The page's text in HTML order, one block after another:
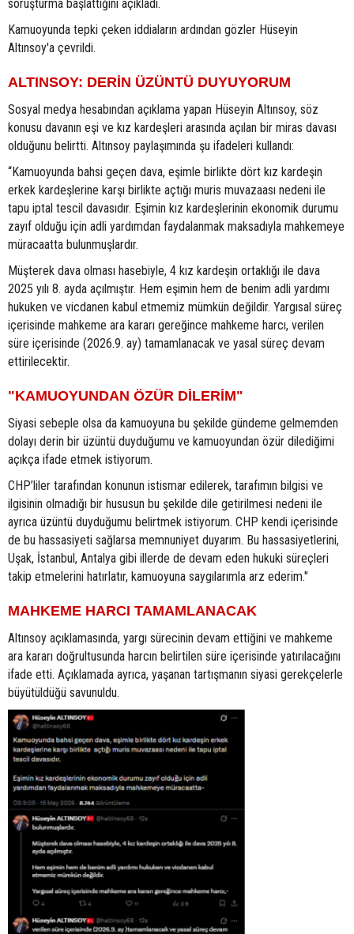
soruşturma başlattığını açıkladı.
Kamuoyunda tepki çeken iddiaların ardından gözler Hüseyin
Altınsoy'a çevrildi.
ALTINSOY: DERİN ÜZÜNTÜ DUYUYORUM
Sosyal medya hesabından açıklama yapan Hüseyin Altınsoy, söz
konusu davanın eşi ve kız kardeşleri arasında açılan bir miras davası
olduğunu belirtti. Altınsoy paylaşımında şu ifadeleri kullandı:
“Kamuoyunda bahsi geçen dava, eşimle birlikte dört kız kardeşin
erkek kardeşlerine karşı birlikte açtığı muris muvazaası nedeni ile
tapu iptal tescil davasıdır. Eşimin kız kardeşlerinin ekonomik durumu
zayıf olduğu için adli yardımdan faydalanmak maksadıyla mahkemeye
müracaatta bulunmuşlardır.
Müşterek dava olması hasebiyle, 4 kız kardeşin ortaklığı ile dava
2025 yılı 8. ayda açılmıştır. Hem eşimin hem de benim adli yardımı
hukuken ve vicdanen kabul etmemiz mümkün değildir. Yargısal süreç
içerisinde mahkeme ara kararı gereğince mahkeme harcı, verilen
süre içerisinde (2026.9. ay) tamamlanacak ve yasal süreç devam
ettirilecektir.
"KAMUOYUNDAN ÖZÜR DİLERİM"
Siyasi sebeple olsa da kamuoyuna bu şekilde gündeme gelmemden
dolayı derin bir üzüntü duyduğumu ve kamuoyundan özür dilediğimi
açıkça ifade etmek istiyorum.
CHP’liler tarafından konunun istismar edilerek, tarafımın bilgisi ve
ilgisinin olmadığı bir hususun bu şekilde dile getirilmesi nedeni ile
ayrıca üzüntü duyduğumu belirtmek istiyorum. CHP kendi içerisinde
de bu hassasiyeti sağlarsa memnuniyet duyarım. Bu hassasiyetlerini,
Uşak, İstanbul, Antalya gibi illerde de devam eden hukuki süreçleri
takip etmelerini hatırlatır, kamuoyuna saygılarımla arz ederim."
MAHKEME HARCI TAMAMLANACAK
Altınsoy açıklamasında, yargı sürecinin devam ettiğini ve mahkeme
ara kararı doğrultusunda harcın belirtilen süre içerisinde yatırılacağını
ifade etti. Açıklamada ayrıca, yaşanan tartışmanın siyasi gerekçelerle
büyütüldüğü savunuldu.